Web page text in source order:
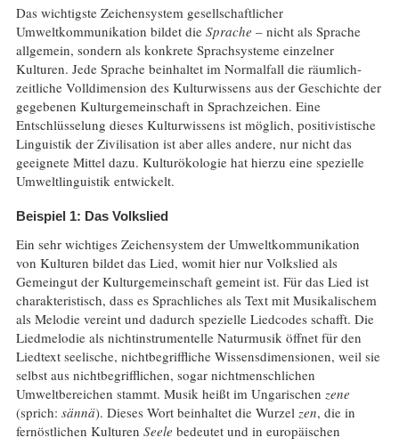
Das wichtigste Zeichensystem gesellschaftlicher
Umweltkommunikation bildet die Sprache – nicht als Sprache
allgemein, sondern als konkrete Sprachsysteme einzelner
Kulturen. Jede Sprache beinhaltet im Normalfall die räumlich-
zeitliche Volldimension des Kulturwissens aus der Geschichte der
gegebenen Kulturgemeinschaft in Sprachzeichen. Eine
Entschlüsselung dieses Kulturwissens ist möglich, positivistische
Linguistik der Zivilisation ist aber alles andere, nur nicht das
geeignete Mittel dazu. Kulturökologie hat hierzu eine spezielle
Umweltlinguistik entwickelt.
Beispiel 1: Das Volkslied
Ein sehr wichtiges Zeichensystem der Umweltkommunikation
von Kulturen bildet das Lied, womit hier nur Volkslied als
Gemeingut der Kulturgemeinschaft gemeint ist. Für das Lied ist
charakteristisch, dass es Sprachliches als Text mit Musikalischem
als Melodie vereint und dadurch spezielle Liedcodes schafft. Die
Liedmelodie als nichtinstrumentelle Naturmusik öffnet für den
Liedtext seelische, nichtbegriffliche Wissensdimensionen, weil sie
selbst aus nichtbegrifflichen, sogar nichtmenschlichen
Umweltbereichen stammt. Musik heißt im Ungarischen zene
(sprich: sännä). Dieses Wort beinhaltet die Wurzel zen, die in
fernöstlichen Kulturen Seele bedeutet und in europäischen